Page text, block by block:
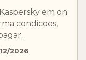
em on
condicoes,
2026